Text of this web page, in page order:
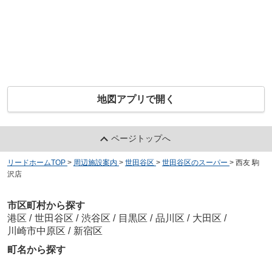
地図アプリで開く
ページトップへ
リードホームTOP > 周辺施設案内 > 世田谷区 > 世田谷区のスーパー > 西友 駒
沢店
市区町村から探す
港区 / 世田谷区 / 渋谷区 / 目黒区 / 品川区 / 大田区 /
川崎市中原区 / 新宿区
町名から探す